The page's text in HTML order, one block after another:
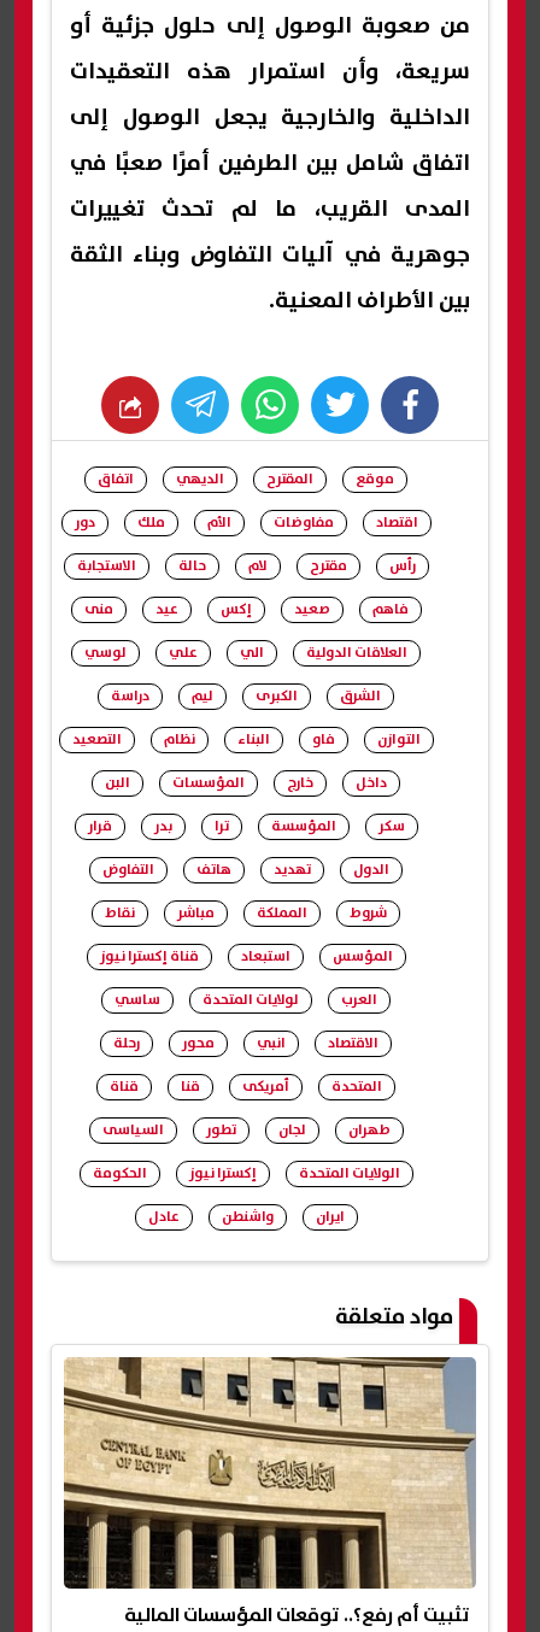
من صعوبة الوصول إلى حلول جزئية أو
سريعة، وأن استمرار هذه التعقيدات
الداخلية والخارجية يجعل الوصول إلى
اتفاق شامل بين الطرفين أمرًا صعبًا في
المدى القريب، ما لم تحدث تغييرات
جوهرية في آليات التفاوض وبناء الثقة
بين الأطراف المعنية.
facebook
twitter
whats
موقع المقترح الديهي
اتفاق
اقتصاد
مفاوضات الأم ملك
دور
رأس
مقترح لام حالة
الاستجابة
فاهم
صعيد إكس عيد
منى
العلاقات الدولية
الي علي
لوسي
الشرق
الكبرى ليم
دراسة
التوازن
فاو البناء نظام
التصعيد
داخل
خارج المؤسسات
البن
سكر
المؤسسة ترا بدر
قرار
الدول
تهديد هاتف
التفاوض
شروط
المملكة مباشر
نقاط
المؤسس
استبعاد
قناة إكسترا نيوز
العرب
لولايات المتحدة
ساسي
الاقتصاد
انبي محور
رحلة
المتحدة
أمريكى قنا
قناة
طهران
لجان تطور
السياسى
الولايات المتحدة
إكسترا نيوز
الحكومة
ايران
واشنطن عادل
مواد متعلقة
تثبيت أم رفع؟.. توقعات المؤسسات المالية